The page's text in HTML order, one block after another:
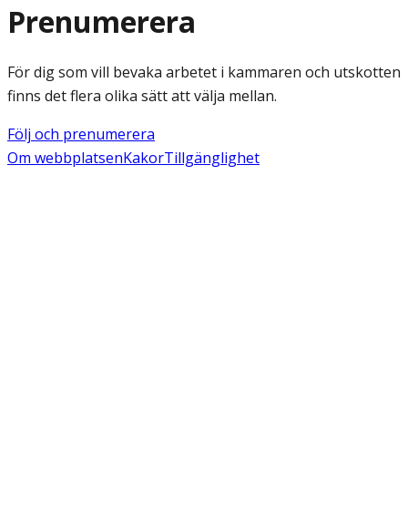
Prenumerera
För dig som vill bevaka arbetet i kammaren och utskotten
finns det flera olika sätt att välja mellan.
Följ och prenumerera
Om webbplatsenKakorTillgänglighet